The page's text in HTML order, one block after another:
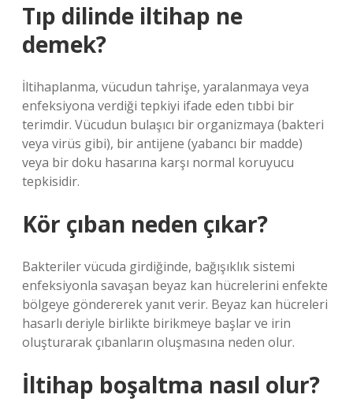
Tıp dilinde iltihap ne
demek?
İltihaplanma, vücudun tahrişe, yaralanmaya veya
enfeksiyona verdiği tepkiyi ifade eden tıbbi bir
terimdir. Vücudun bulaşıcı bir organizmaya (bakteri
veya virüs gibi), bir antijene (yabancı bir madde)
veya bir doku hasarına karşı normal koruyucu
tepkisidir.
Kör çıban neden çıkar?
Bakteriler vücuda girdiğinde, bağışıklık sistemi
enfeksiyonla savaşan beyaz kan hücrelerini enfekte
bölgeye göndererek yanıt verir. Beyaz kan hücreleri
hasarlı deriyle birlikte birikmeye başlar ve irin
oluşturarak çıbanların oluşmasına neden olur.
İltihap boşaltma nasıl olur?